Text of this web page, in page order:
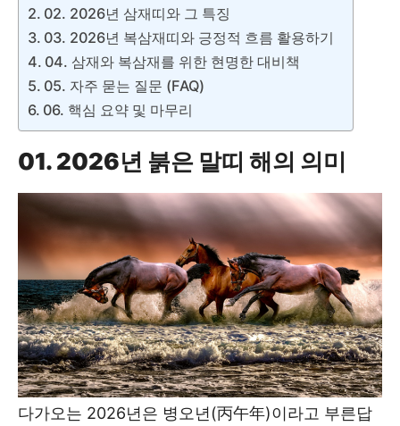
02. 2026년 삼재띠와 그 특징
03. 2026년 복삼재띠와 긍정적 흐름 활용하기
04. 삼재와 복삼재를 위한 현명한 대비책
05. 자주 묻는 질문 (FAQ)
06. 핵심 요약 및 마무리
01. 2026년 붉은 말띠 해의 의미
다가오는 2026년은 병오년(丙午年)이라고 부른답